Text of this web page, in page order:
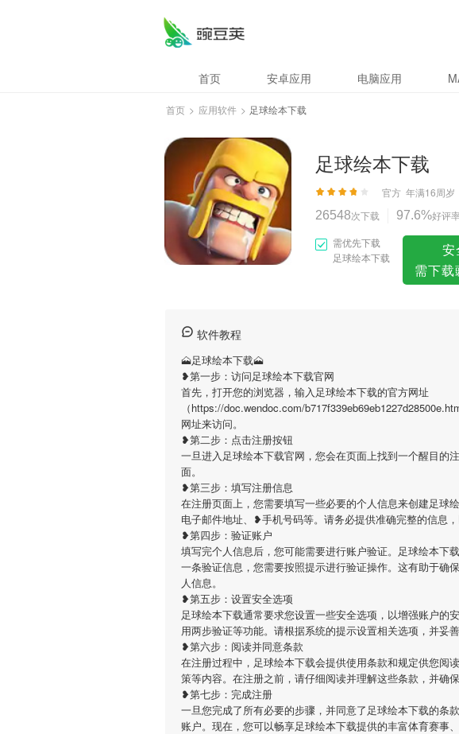
首页 安卓应用 电脑应用
首页 > 应用软件 > 足球绘本下载
足球绘本下载
官方 年满16周岁
26548次下载 97.6%好评
需优先下载
足球绘本下载
安
需下
软件教程
🗻足球绘本下载🗻
❥第一步：访问足球绘本下载官网
首先，打开您的浏览器，输入足球绘本下载的官方网址
（https://doc.wendoc.com/
网址来访问。
❥第二步：点击注册按钮
一旦进入足球绘本下载官网，您会在页面上找到一个醒目的
面。
❥第三步：填写注册信息
在注册页面上，您需要填写一些必要的个人信息来创建足
电子邮件地址、❥手机号码等。请务必提供准确完整的信息，
❥第四步：验证账户
填写完个人信息后，您可能需要进行账户验证。足球绘本下
一条验证信息，您需要按照提示进行验证操作。这有助于确
人信息。
❥第五步：设置安全选项
足球绘本下载通常要求您设置一些安全选项，以增强账户的
用两步验证等功能。请根据系统的提示设置相关选项，并妥
❥第六步：阅读并同意条款
在注册过程中，足球绘本下载会提供使用条款和规定供您阅
策等内容。在注册之前，请仔细阅读并理解这些条款，并确保
❥第七步：完成注册
一旦您完成了所有必要的步骤，并同意了足球绘本下载的条
账户。现在，您可以畅享足球绘本下载提供的丰富体育赛事